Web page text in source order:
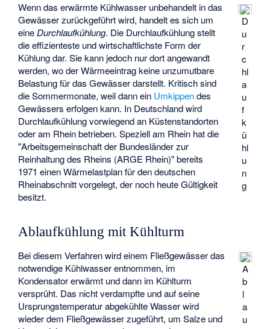
D
u
r
c
hl
a
u
f
k
ü
hl
u
n
g
Wenn das erwärmte Kühlwasser unbehandelt in das
Gewässer zurückgeführt wird, handelt es sich um
eineDurchlaufkühlung. Die Durchlaufkühlung stellt
die effizienteste und wirtschaftlichste Form der
Kühlung dar. Sie kann jedoch nur dort angewandt
werden, wo der Wärmeeintrag keine unzumutbare
Belastung für das Gewässer darstellt. Kritisch sind
die Sommermonate, weil dann ein Umkippendes
Gewässers erfolgen kann. In Deutschland wird
Durchlaufkühlung vorwiegend an Küstenstandorten
oder am Rhein betrieben. Speziell am Rhein hat die
"Arbeitsgemeinschaft der Bundesländer zur
Reinhaltung des Rheins (ARGE Rhein)" bereits
1971 einenWärmelastplanfür den deutschen
Rheinabschnitt vorgelegt, der noch heute Gültigkeit
besitzt.
Ablaufkühlung mit Kühlturm
A
b
l
a
u
Bei diesem Verfahren wird einem Fließgewässer das
notwendige Kühlwasser entnommen, im
Kondensator erwärmt und dann im Kühlturm
versprüht. Das nicht verdampfte und auf seine
Ursprungstemperatur abgekühlte Wasser wird
wieder dem Fließgewässer zugeführt, um Salze und